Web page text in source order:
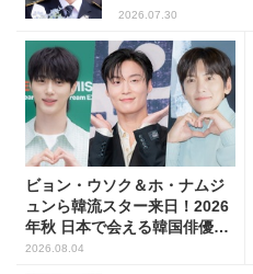
2026.07.30
ビョン・ウソク＆ホ・ナムジ
ュンら韓流スター来日！2026
年秋 日本で会える韓国俳優10
人
2026.08.04